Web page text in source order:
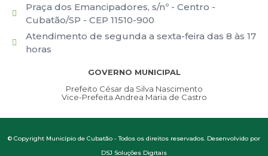
Praça dos Emancipadores, s/nº - Centro -
Cubatão/SP - CEP 11510-900
Atendimento de segunda a sexta-feira das 8 às 17
horas
GOVERNO MUNICIPAL
Prefeito César da Silva Nascimento
Vice-Prefeita Andrea Maria de Castro
© Copyright Município de Cubatão - Todos os direitos reservados. Desenvolvido por
DSJ Soluções Digitais